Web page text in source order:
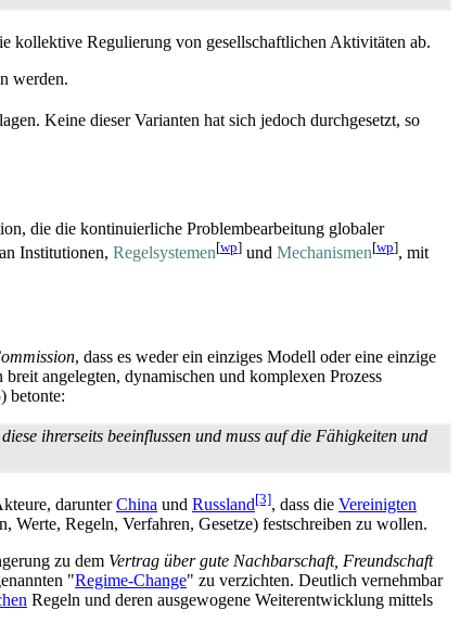
kollektive Regulierung von gesellschaftlichen Aktivitäten ab.
werden.
Keine dieser Varianten hat sich jedoch durchgesetzt, so
die die kontinuierliche Problembearbeitung globaler
Institutionen, Regelsystemen[wp] und Mechanismen[wp], mit
, dass es weder ein einziges Modell oder eine einzige
angelegten, dynamischen und komplexen Prozess
betonte:
ihrerseits beeinflussen und muss auf die Fähigkeiten und
darunterChina und Russland[3], dass die Vereinigten
Werte, Regeln, Verfahren, Gesetze) festschreiben zu wollen.
zu dem Vertrag über gute Nachbarschaft, Freundschaft
"Regime-Change" zu verzichten. Deutlich vernehmbar
Regeln und deren ausgewogene Weiterentwicklung mittels